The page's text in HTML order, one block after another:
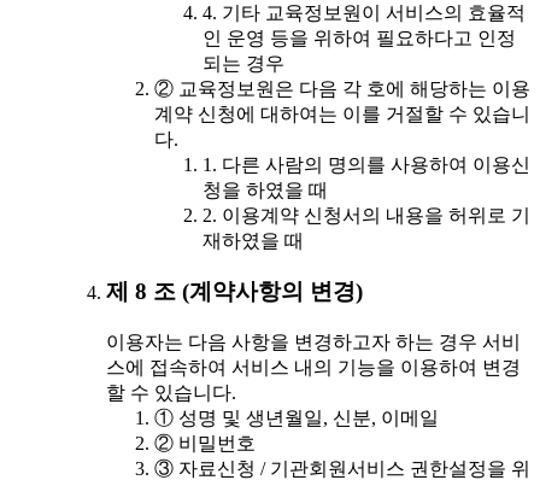
4. 기타 교육정보원이 서비스의 효율적
인 운영 등을 위하여 필요하다고 인정
되는 경우
② 교육정보원은 다음 각 호에 해당하는 이용
계약 신청에 대하여는 이를 거절할 수 있습니
다.
1. 다른 사람의 명의를 사용하여 이용신
청을 하였을 때
2. 이용계약 신청서의 내용을 허위로 기
재하였을 때
제 8 조 (계약사항의 변경)
이용자는 다음 사항을 변경하고자 하는 경우 서비
스에 접속하여 서비스 내의 기능을 이용하여 변경
할 수 있습니다.
① 성명 및 생년월일, 신분, 이메일
② 비밀번호
③ 자료신청 / 기관회원서비스 권한설정을 위